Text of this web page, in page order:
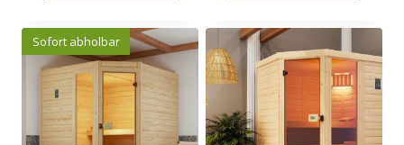
Produkt
weist
mehrere
Varianten
auf.
Sofort abholbar